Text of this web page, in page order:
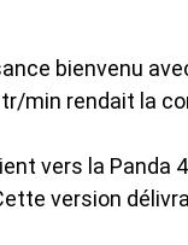
bienvenu
min rendait la
vers la Panda
version